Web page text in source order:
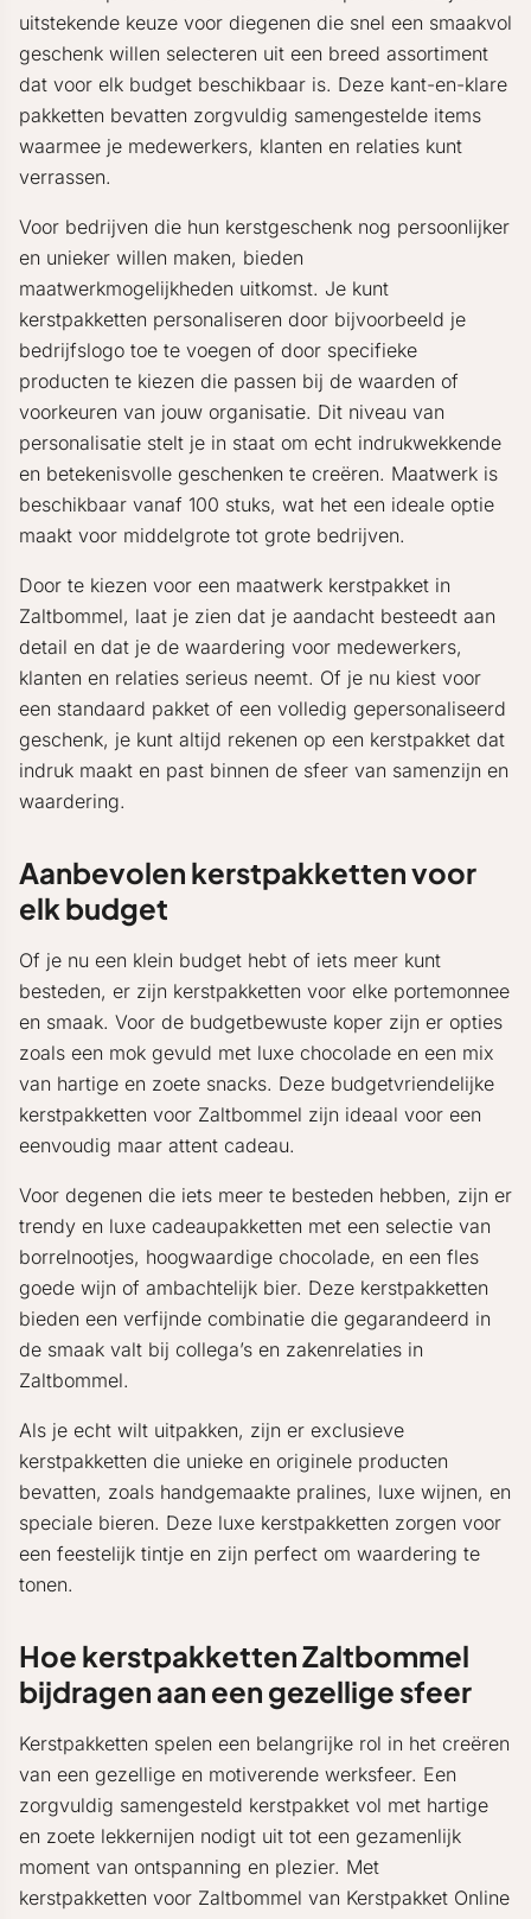
uitstekende keuze voor diegenen die snel een smaakvol
geschenk willen selecteren uit een breed assortiment
dat voor elk budget beschikbaar is. Deze kant-en-klare
pakketten bevatten zorgvuldig samengestelde items
waarmee je medewerkers, klanten en relaties kunt
verrassen.
Voor bedrijven die hun kerstgeschenk nog persoonlijker
en unieker willen maken, bieden
maatwerkmogelijkheden uitkomst. Je kunt
kerstpakketten personaliseren door bijvoorbeeld je
bedrijfslogo toe te voegen of door specifieke
producten te kiezen die passen bij de waarden of
voorkeuren van jouw organisatie. Dit niveau van
personalisatie stelt je in staat om echt indrukwekkende
en betekenisvolle geschenken te creëren. Maatwerk is
beschikbaar vanaf 100 stuks, wat het een ideale optie
maakt voor middelgrote tot grote bedrijven.
Door te kiezen voor een maatwerk kerstpakket in
Zaltbommel, laat je zien dat je aandacht besteedt aan
detail en dat je de waardering voor medewerkers,
klanten en relaties serieus neemt. Of je nu kiest voor
een standaard pakket of een volledig gepersonaliseerd
geschenk, je kunt altijd rekenen op een kerstpakket dat
indruk maakt en past binnen de sfeer van samenzijn en
waardering.
Aanbevolen kerstpakketten voor
elk budget
Of je nu een klein budget hebt of iets meer kunt
besteden, er zijn kerstpakketten voor elke portemonnee
en smaak. Voor de budgetbewuste koper zijn er opties
zoals een mok gevuld met luxe chocolade en een mix
van hartige en zoete snacks. Deze budgetvriendelijke
kerstpakketten voor Zaltbommel zijn ideaal voor een
eenvoudig maar attent cadeau.
Voor degenen die iets meer te besteden hebben, zijn er
trendy en luxe cadeaupakketten met een selectie van
borrelnootjes, hoogwaardige chocolade, en een fles
goede wijn of ambachtelijk bier. Deze kerstpakketten
bieden een verfijnde combinatie die gegarandeerd in
de smaak valt bij collega’s en zakenrelaties in
Zaltbommel.
Als je echt wilt uitpakken, zijn er exclusieve
kerstpakketten die unieke en originele producten
bevatten, zoals handgemaakte pralines, luxe wijnen, en
speciale bieren. Deze luxe kerstpakketten zorgen voor
een feestelijk tintje en zijn perfect om waardering te
tonen.
Hoe kerstpakketten Zaltbommel
bijdragen aan een gezellige sfeer
Kerstpakketten spelen een belangrijke rol in het creëren
van een gezellige en motiverende werksfeer. Een
zorgvuldig samengesteld kerstpakket vol met hartige
en zoete lekkernijen nodigt uit tot een gezamenlijk
moment van ontspanning en plezier. Met
kerstpakketten voor Zaltbommel van Kerstpakket Online